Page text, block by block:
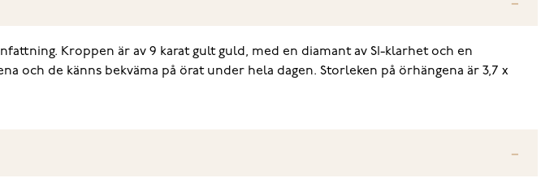
Kroppen är av 9 karat gult guld, med en diamant av SI-klarhet och en
och de känns bekväma på örat under hela dagen. Storleken på örhängena är 3,7 x